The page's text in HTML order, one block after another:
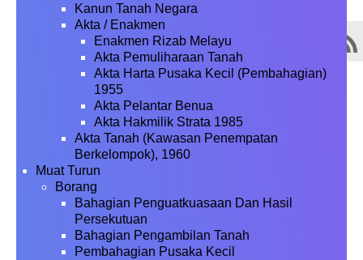
Kanun Tanah Negara
Akta / Enakmen
Enakmen Rizab Melayu
Akta Pemuliharaan Tanah
Akta Harta Pusaka Kecil (Pembahagian)
1955
Akta Pelantar Benua
Akta Hakmilik Strata 1985
Akta Tanah (Kawasan Penempatan
Berkelompok), 1960
Muat Turun
Borang
Bahagian Penguatkuasaan Dan Hasil
Persekutuan
Bahagian Pengambilan Tanah
Pembahagian Pusaka Kecil